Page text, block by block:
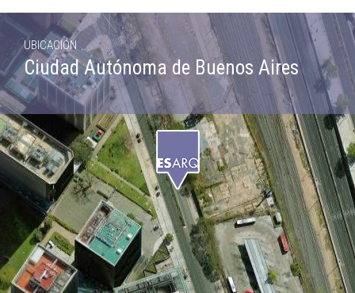
UBICACIÓN
Ciudad Autónoma de Buenos Aires